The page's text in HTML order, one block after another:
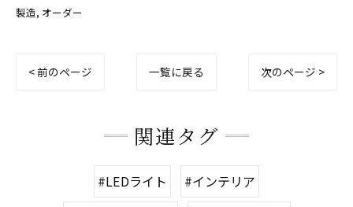
製造 オーダー
< 前のページ 一覧に戻る 次のページ >
関連タグ
#LEDライト
#インテリア